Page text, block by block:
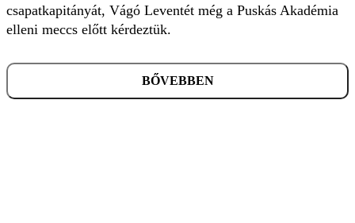
csapatkapitányát, Vágó Leventét még a Puskás Akadémia
elleni meccs előtt kérdeztük.
BŐVEBBEN